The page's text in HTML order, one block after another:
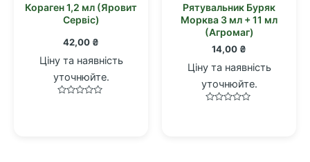
Кораген 1,2 мл (Яровит
Сервіс)
42,00 ₴
Ціну та наявність
уточнюйте.
Рятувальник Буряк
Морква 3 мл + 11 мл
(Агромаг)
14,00 ₴
Ціну та наявність
уточнюйте.